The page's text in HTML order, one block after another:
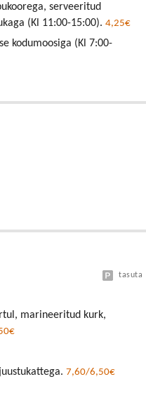
serveeritud
(Kl 11:00-15:00). 4,25€
kodumoosiga (Kl 7:00-
tasuta
marineeritud kurk,
7,60/6,50€